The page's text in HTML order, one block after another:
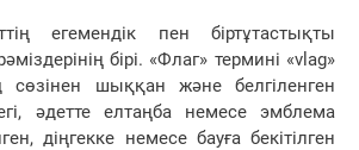
егемендік пен біртұтастықты
бірі. «Флаг» термині «vlag»
сөзінен шыққан және белгіленген
әдетте елтаңба немесе эмблема
діңгекке немесе бауға бекітілген